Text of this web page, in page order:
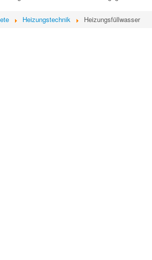
Heizungstechnik Heizungsfüllwasser